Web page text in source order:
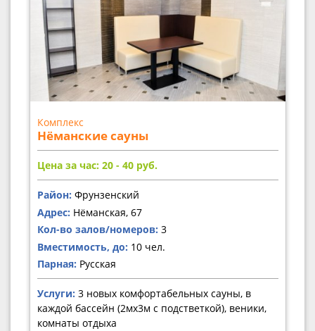
Комплекс
Нёманские сауны
Цена за час: 20 - 40 руб.
Район: Фрунзенский
Адрес: Нёманская, 67
Кол-во залов/номеров: 3
Вместимость, до: 10 чел.
Парная: Русская
Услуги: 3 новых комфортабельных сауны, в
каждой бассейн (2мх3м с подстветкой), веники,
комнаты отдыха